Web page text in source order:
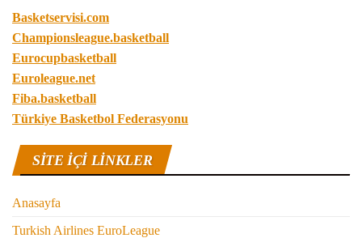
Basketservisi.com
Championsleague.basketball
Eurocupbasketball
Euroleague.net
Fiba.basketball
Türkiye Basketbol Federasyonu
SITE IÇI LINKLER
Anasayfa
Turkish Airlines EuroLeague